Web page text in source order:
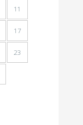
11
17
23